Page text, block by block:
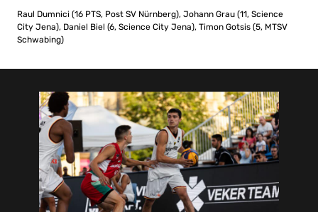
Raul Dumnici (16 PTS, Post SV Nürnberg), Johann Grau (11, Science
City Jena), Daniel Biel (6, Science City Jena), Timon Gotsis (5, MTSV
Schwabing)